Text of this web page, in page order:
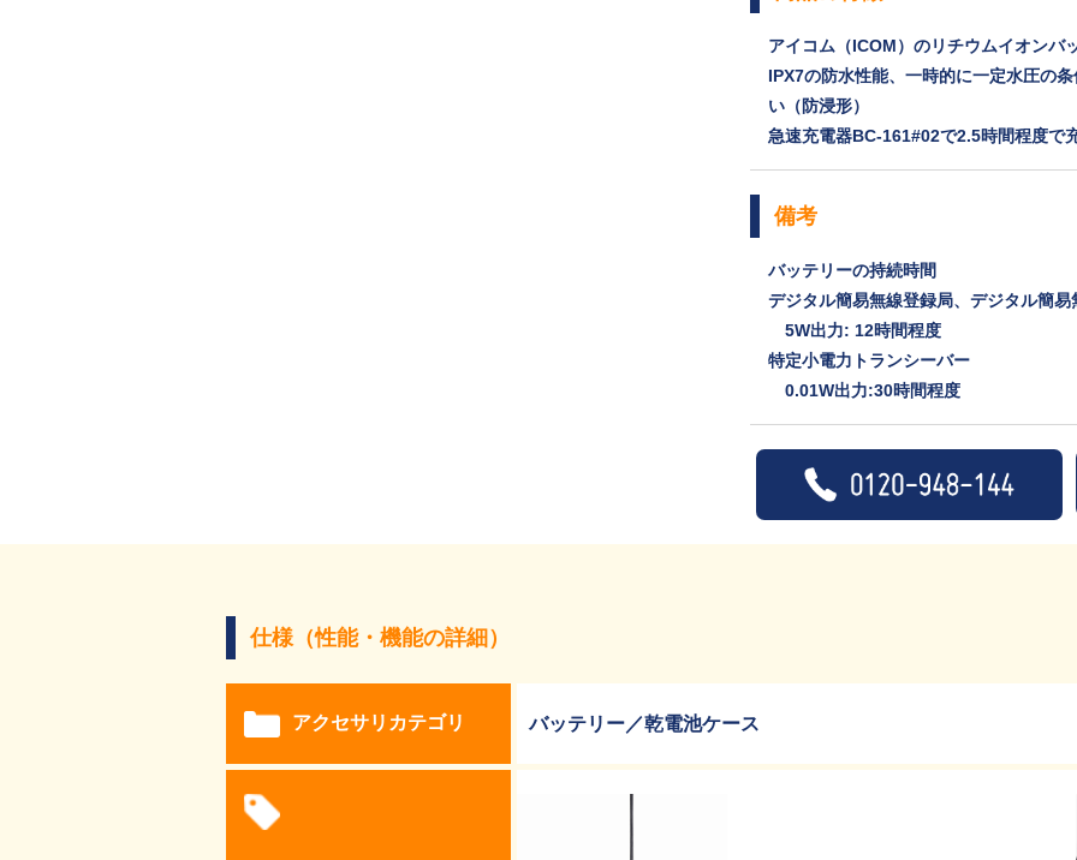
アイコム（ICOM）のリチウムイオン
IPX7の防水性能、一時的に一定水圧の
い（防浸形）
急速充電器BC-161#02で2.5時間程度で
備考
バッテリーの持続時間
デジタル簡易無線登録局、デジタル簡易
5W出力: 12時間程度
特定小電力トランシーバー
0.01W出力:30時間程度
仕様（性能・機能の詳細）
アクセサリカテゴリ バッテリー／乾電池ケース